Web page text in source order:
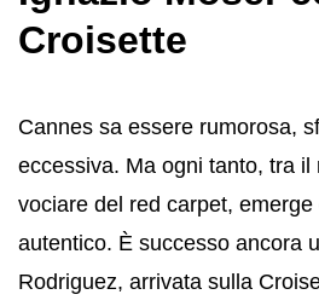
Croisette
Cannes sa essere rumorosa,
eccessiva. Ma ogni tanto, tra il
vociare del red carpet,
autentico. È successo ancora
Rodriguez, arrivata sulla